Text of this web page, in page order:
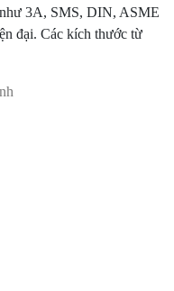
như 3A, SMS, DIN, ASME
đại. Các kích thước từ